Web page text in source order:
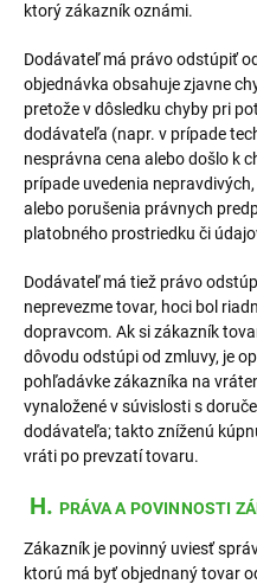
ktorý zákazník oznámi.
Dodávateľ má právo odstúpiť
objednávka obsahuje zjavne
pretože v dôsledku chyby pri
dodávateľa (napr. v prípade
nesprávna cena alebo došlo k
prípade uvedenia
alebo porušenia právnych
platobného prostriedku či
Dodávateľ má tiež právo
neprevezme tovar, hoci bol
dopravcom. Ak si zákazník
dôvodu odstúpi od zmluvy, je
pohľadávke zákazníka na
vynaložené v súvislosti s
dodávateľa; takto zníženú
vráti po prevzatí tovaru.
H. PRÁVA A POVINNOSTI
Zákazník je povinný uviesť
ktorú má byť objednaný tovar